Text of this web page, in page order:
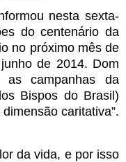
nesta sexta-
do centenário da
no próximo mês de
de 2014. Dom
as campanhas da
Bispos do Brasil)
caritativa”.
da vida, e por isso